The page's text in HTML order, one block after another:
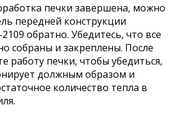
печки завершена, можно
передней конструкции
обратно. Убедитесь, что все
собраны и закреплены. После
работу печки, чтобы убедиться,
должным образом и
количество тепла в